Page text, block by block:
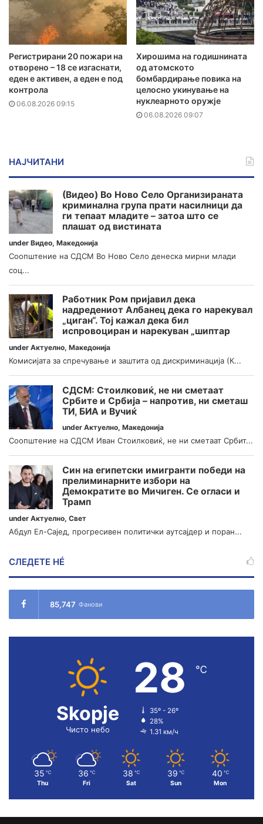
Регистрирани 20 пожари на
отворено – 18 се изгаснати,
еден е активен, а еден е под
контрола
06.08.2026 09:15
Хирошима на годишнината
од атомското
бомбардирање повика на
целосно укинување на
нуклеарното оружје
06.08.2026 09:07
НАЈЧИТАНИ
(Видео) Во Ново Село Организираната
криминална група прати насилници да
ги тепаат младите – затоа што се
плашат од вистината
under Видео, Македонија
Соопштение на СДСМ Во Ново Село денеска мирни млади
соц...
Работник Ром пријавил дека
надредениот Албанец дека го нарекувал
„циган“. Тој кажал дека бил
испровоциран и нарекуван „шиптар
under Актуелно, Македонија
Комисијата за спречување и заштита од дискриминација (К...
СДСМ: Стоилковиќ, не ни сметаат
Србите и Србија – напротив, ни сметаш
ТИ, БИА и Вучиќ
under Актуелно, Македонија
Соопштение на СДСМ Иван Стоилковиќ, не ни сметаат Србит...
Син на египетски имигранти победи на
прелиминарните избори на
Демократите во Мичиген. Се огласи и
Трамп
under Актуелно, Свет
Абдул Ел-Сајед, прогресивен политички аутсајдер и поран...
СЛЕДЕТЕ НÉ
85,747 Фанови
Skopje
Чисто небо
28 ℃
35º - 26º
28%
1.31 км/ч
35 ℃
Thu
36 ℃
Fri
38 ℃
Sat
39 ℃
Sun
40 ℃
Mon